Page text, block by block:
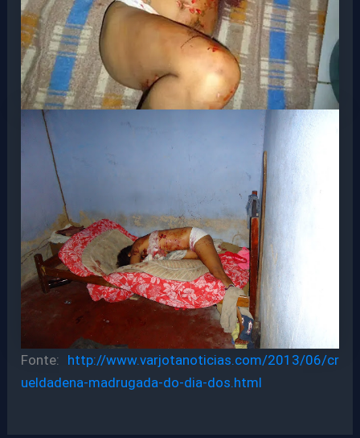
Fonte: http://www.varjotanoticias.com/2013/06/cr
ueldadena-madrugada-do-dia-dos.html